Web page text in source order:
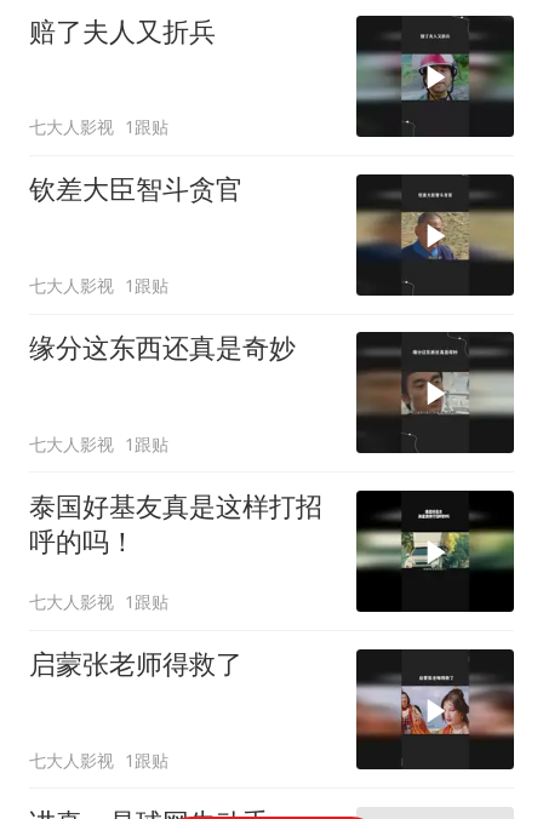
赔了夫人又折兵
七大人影视 1跟贴
钦差大臣智斗贪官
七大人影视 1跟贴
缘分这东西还真是奇妙
七大人影视 1跟贴
泰国好基友真是这样打招
呼的吗！
七大人影视 1跟贴
启蒙张老师得救了
七大人影视 1跟贴